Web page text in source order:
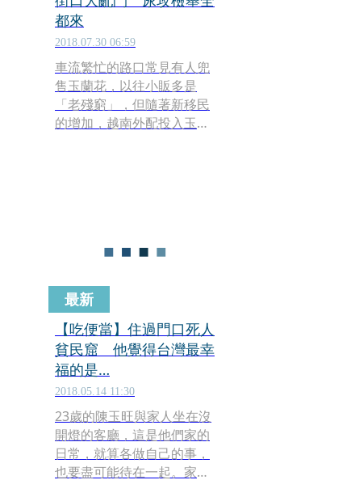
都來
2018.07.30 06:59
車流繁忙的路口常見有人兜
售玉蘭花，以往小販多是
「老殘窮」，但隨著新移民
的增加，越南外配投入玉蘭
台越玉蘭花大戰正方興未
最新
【吃便當】住過門口死人
貧民窟 他覺得台灣最幸
福的是…
2018.05.14 11:30
23歲的陳玉旺與家人坐在沒
開燈的客廳，這是他們家的
日常，就算各做自己的事，
也要盡可能待在一起。家人